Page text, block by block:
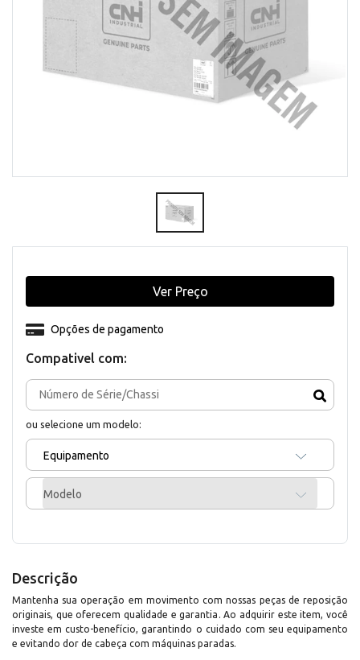
Compativel com:
ou selecione um modelo:
Equipamento
Modelo
Opções de pagamento
Ver Preço
Descrição
Mantenha sua operação em movimento com nossas peças de reposição
originais, que oferecem qualidade e garantia. Ao adquirir este item, você
investe em custo-benefício, garantindo o cuidado com seu equipamento
e evitando dor de cabeça com máquinas paradas.